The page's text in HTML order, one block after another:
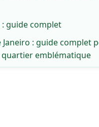
guide complet
Janeiro : guide complet
emblématique